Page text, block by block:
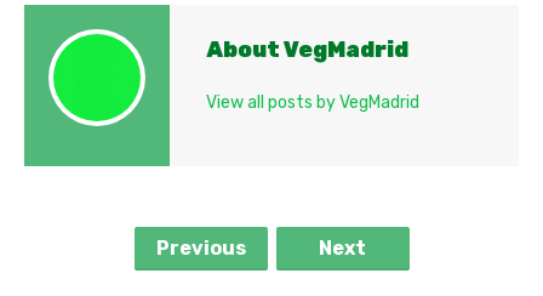
About VegMadrid
View all posts by VegMadrid
Previous Next